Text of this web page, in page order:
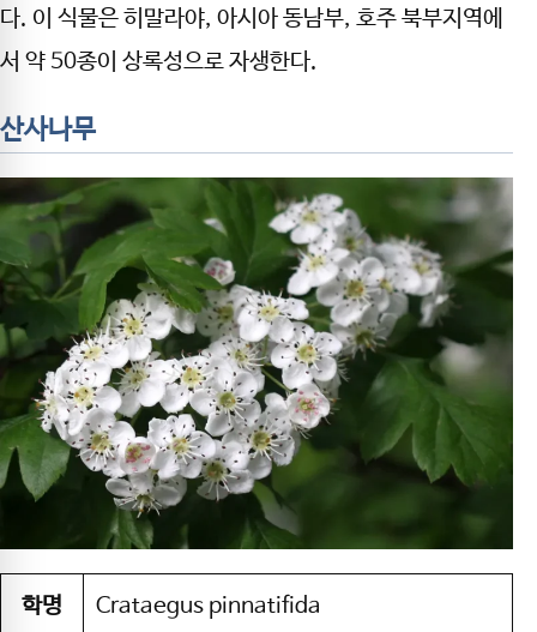
다. 이 식물은 히말라야, 아시아 동남부, 호주 북부지역에
서 약 50종이 상록성으로 자생한다.
산사나무
학명 Crataegus pinnatifida